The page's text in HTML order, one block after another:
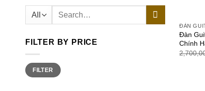
Search
FILTER BY PRICE
Min
price
Max
priceFILTER
ĐÀN
Đàn
Chính